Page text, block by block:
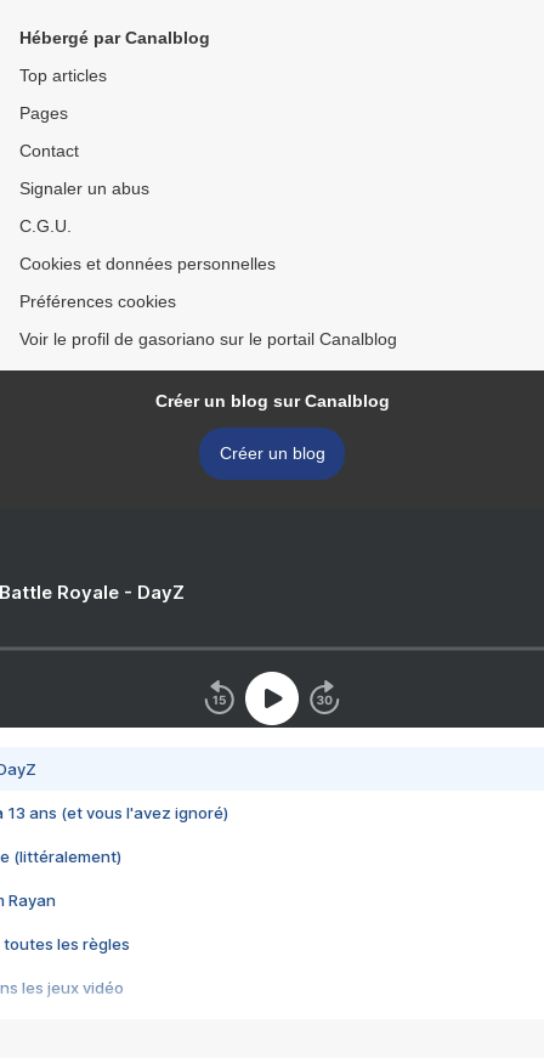
Hébergé par Canalblog
Top articles
Pages
Contact
Signaler un abus
C.G.U.
Cookies et données personnelles
Préférences cookies
Voir le profil de gasoriano sur le portail Canalblog
Créer un blog sur Canalblog
Créer un blog
Royale - DayZ
13 ans (et vous l'avez ignoré)
(littéralement)
Rayan
toutes les règles
les jeux vidéo